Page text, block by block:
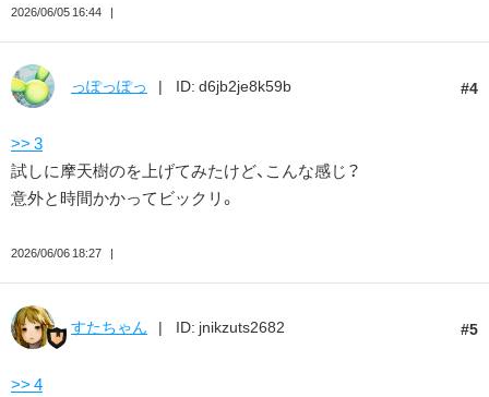
2026/06/05 16:44
4
っぽっぽっ ID: d6jb2je8k59b
>> 3
試しに摩天樹のを上げてみたけど、こんな感じ？
意外と時間かかってビックリ。
2026/06/06 18:27
5
すたちゃん ID: jnikzuts2682
>> 4